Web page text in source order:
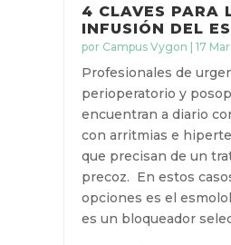
4 CLAVES PARA
INFUSIÓN DEL
por Campus Vygon 17
Profesionales de
perioperatorio y
encuentran a diario
con arritmias e
que precisan de un
precoz. En estos
opciones es el
es un bloqueador